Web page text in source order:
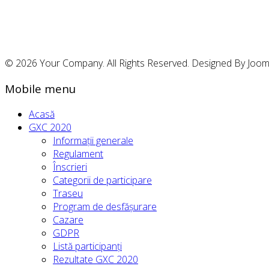
© 2026 Your Company. All Rights Reserved. Designed By
Mobile menu
Acasă
GXC 2020
Informații generale
Regulament
Înscrieri
Categorii de participare
Traseu
Program de desfășurare
Cazare
GDPR
Listă participanți
Rezultate GXC 2020